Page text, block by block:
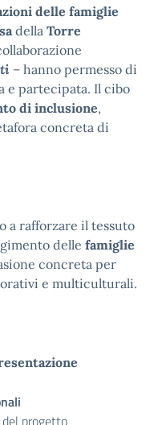
delle famiglie
della Torre
– hanno permesso di
e partecipata. Il cibo
di inclusione,
concreta di
a rafforzare il tessuto
delle famiglie
concreta per
e multiculturali.
del progetto